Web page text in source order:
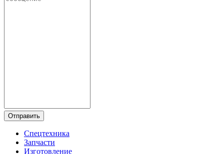
Отправить
Спецтехника
Запчасти
Изготовление